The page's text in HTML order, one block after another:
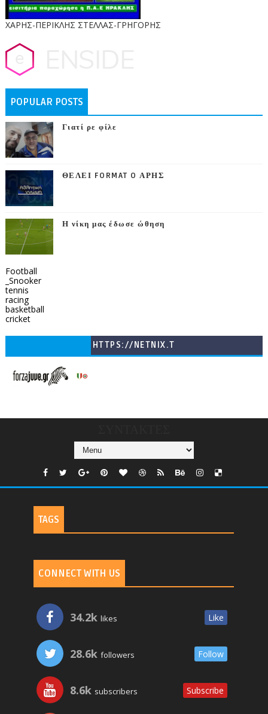
ΧΑΡΗΣ-ΠΕΡΙΚΛΗΣ ΣΤΕΛΛΑΣ-ΓΡΗΓΟΡΗΣ
POPULAR POSTS
Γιατί ρε φίλε
ΘΕΛΕΙ FORMAT O ΑΡΗΣ
Η νίκη μας έδωσε ώθηση
Football
_Snooker
tennis
racing
basketball
cricket
HTTPS://NETNIX.T
TAGS
CONNECT WITH US
34.2k likes Like
28.6k followers Follow
8.6k subscribers Subscribe